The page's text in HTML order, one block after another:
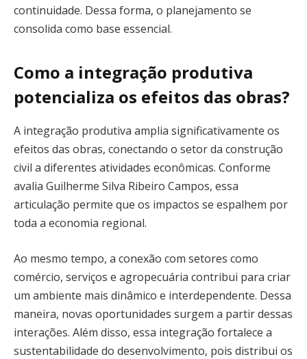
continuidade. Dessa forma, o planejamento se
consolida como base essencial.
Como a integração produtiva
potencializa os efeitos das obras?
A integração produtiva amplia significativamente os
efeitos das obras, conectando o setor da construção
civil a diferentes atividades econômicas. Conforme
avalia Guilherme Silva Ribeiro Campos, essa
articulação permite que os impactos se espalhem por
toda a economia regional.
Ao mesmo tempo, a conexão com setores como
comércio, serviços e agropecuária contribui para criar
um ambiente mais dinâmico e interdependente. Dessa
maneira, novas oportunidades surgem a partir dessas
interações. Além disso, essa integração fortalece a
sustentabilidade do desenvolvimento, pois distribui os